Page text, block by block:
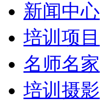
新闻中心
培训项目
名师名家
培训摄影